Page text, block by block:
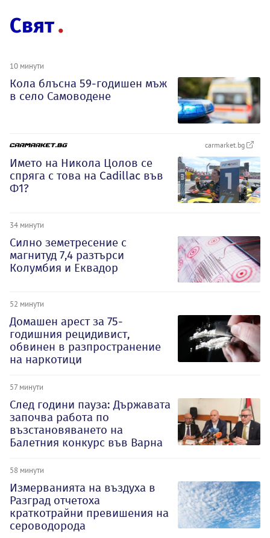
Свят
10 минути
Кола блъсна 59-годишен мъж
в село Самоводене
carmarket.bg
Името на Никола Цолов се
спряга с това на Cadillac във
Ф1?
34 минути
Силно земетресение с
магнитуд 7,4 разтърси
Колумбия и Еквадор
52 минути
Домашен арест за 75-
годишния рецидивист,
обвинен в разпространение
на наркотици
57 минути
След години пауза: Държавата
започва работа по
възстановяването на
Балетния конкурс във Варна
58 минути
Измерванията на въздуха в
Разград отчетоха
краткотрайни превишения на
сероводорода